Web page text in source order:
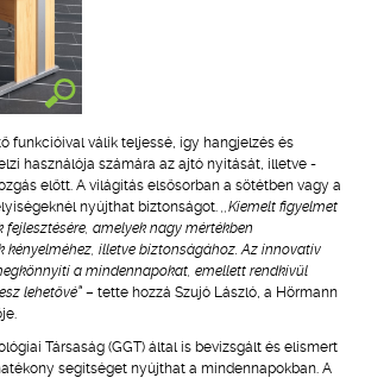
funkcióival válik teljessé, így hangjelzés és
használója számára az ajtó nyitását, illetve -
előtt. A világítás elsősorban a sötétben vagy a
nyújthat biztonságot. ,,Kiemelt figyelmet
amelyek nagy mértékben
kényelméhez, illetve biztonságához. Az innovatív
a mindennapokat, emellett rendkívül
lehetővé” – tette hozzá Szujó László, a Hörmann
Társaság (GGT) által is bevizsgált és elismert
segítséget nyújthat a mindennapokban. A